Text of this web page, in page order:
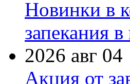
Новинки в
запекания
2026 авг 04
Акция от